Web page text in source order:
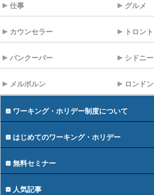
仕事 グルメ
カウンセラー トロント
バンクーバー シドニー
メルボルン ロンドン
ワーキング・ホリデー制度について
はじめてのワーキング・ホリデー
無料セミナー
人気記事